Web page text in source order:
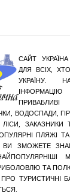
САЙТ
ДЛЯ ВСІХ,
УКРАЇНУ.
ВОДОСПАДИ,
ЗАКАЗНИКИ
ПЛЯЖІ ТА
ЗМОЖЕТЕ
ТА
ТУРИСТИЧНІ